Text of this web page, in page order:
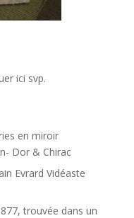
en miroir
Dor & Chirac
Evrard Vidéaste
trouvée dans un